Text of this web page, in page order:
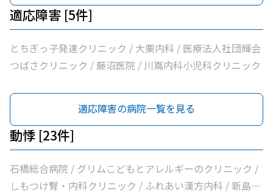
適応障害 [5件]
とちぎっ子発達クリニック / 大栗内科 / 医療法人社団輝会
つばさクリニック / 藤沼医院 / 川嶌内科小児科クリニック
適応障害の病院一覧を見る
動悸 [23件]
石橋総合病院 / グリムこどもとアレルギーのクリニック /
しもつけ腎・内科クリニック / ふれあい漢方内科 / 新島内